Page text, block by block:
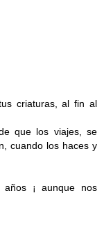
criaturas, al fin al
que los viajes, se
cuando los haces y
¡ aunque nos